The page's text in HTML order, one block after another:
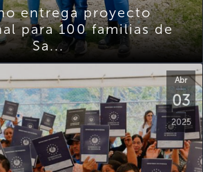
entrega proyecto
para 100 familias de
Sa...
Abr
03
2025